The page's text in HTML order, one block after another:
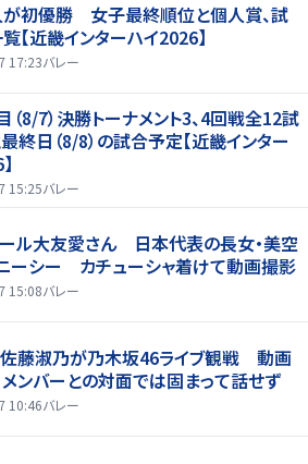
初優勝 女子最終順位と個人賞、試
【近畿インターハイ2026】
17:23バレー
（8/7）決勝トーナメント3、4回戦全12試
終日（8/8）の試合予定【近畿インター
15:25バレー
ル大友愛さん 日本代表の長女・美空
ーシー カチューシャ着けて動画撮影
15:08バレー
佐藤淑乃が乃木坂46ライブ観戦 動画
ンバーとの対面では固まって話せず
10:46バレー